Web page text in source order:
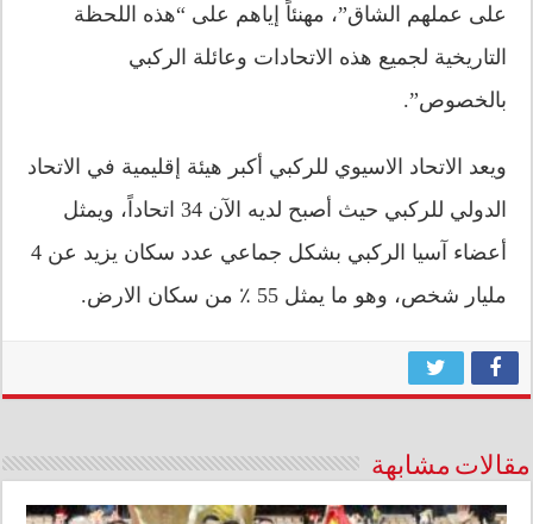
على عملهم الشاق”، مهنئاً إياهم على “هذه اللحظة
التاريخية لجميع هذه الاتحادات وعائلة الركبي
بالخصوص”.
ويعد الاتحاد الاسيوي للركبي أكبر هيئة إقليمية في الاتحاد
الدولي للركبي حيث أصبح لديه الآن 34 اتحاداً، ويمثل
أعضاء آسيا الركبي بشكل جماعي عدد سكان يزيد عن 4
مليار شخص، وهو ما يمثل 55 ٪ من سكان الارض.
مقالات مشابهة